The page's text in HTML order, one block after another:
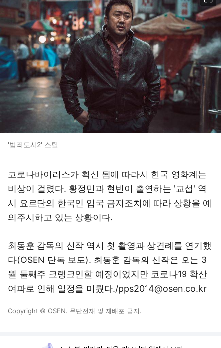
'범죄도시2' 스틸
코로나바이러스가 확산 됨에 따라서 한국 영화계는
비상이 걸렸다. 황정민과 현빈이 출연하는 '교섭' 역
시 요르단의 한국인 입국 금지조치에 따라 상황을 예
의주시하고 있는 상황이다.
최동훈 감독의 신작 역시 첫 촬영과 상견례를 연기했
다(OSEN 단독 보도). 최동훈 감독의 신작은 오는 3
월 둘째주 크랭크인할 예정이었지만 코로나19 확산
여파로 인해 일정을 미뤘다./pps2014@osen.co.kr
Copyright © OSEN. 무단전재 및 재배포 금지.